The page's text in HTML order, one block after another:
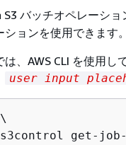
バッチオペレーショ
ションを使用できます
は、AWS CLI を使用
user input
get-